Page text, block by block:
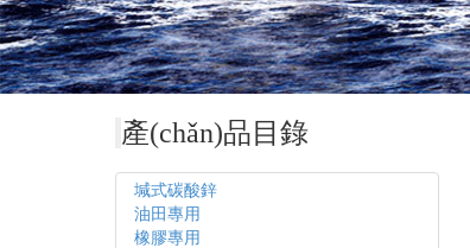
產(chǎn)品目錄
堿式碳酸鋅
油田專用
橡膠專用